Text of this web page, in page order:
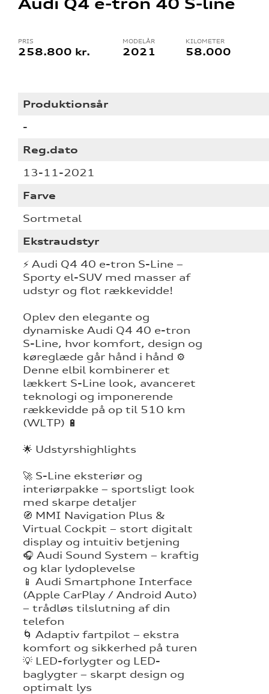
Audi Q4 e-tron 40 S-line
PRIS
258.800 kr.
MODELÅR
2021
KILOMETER
58.000
Produktionsår
-
Reg.dato
13-11-2021
Farve
Sortmetal
Ekstraudstyr
⚡ Audi Q4 40 e-tron S-Line –
Sporty el-SUV med masser af
udstyr og flot rækkevidde!
Oplev den elegante og
dynamiske Audi Q4 40 e-tron
S-Line, hvor komfort, design og
køreglæde går hånd i hånd ⚙️
Denne elbil kombinerer et
lækkert S-Line look, avanceret
teknologi og imponerende
rækkevidde på op til 510 km
(WLTP) 🔋
🌟 Udstyrshighlights
🚀 S-Line eksteriør og
interiørpakke – sportsligt look
med skarpe detaljer
🧭 MMI Navigation Plus &
Virtual Cockpit – stort digitalt
display og intuitiv betjening
🎧 Audi Sound System – kraftig
og klar lydoplevelse
📱 Audi Smartphone Interface
(Apple CarPlay / Android Auto)
– trådløs tilslutning af din
telefon
🌀 Adaptiv fartpilot – ekstra
komfort og sikkerhed på turen
💡 LED-forlygter og LED-
baglygter – skarpt design og
optimalt lys